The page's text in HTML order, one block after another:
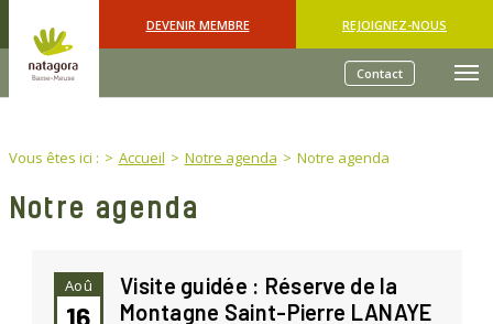
DEVENIR MEMBRE REJOIGNEZ-NOUS
Contact
You are here:
Vous êtes ici : Accueil Notre agenda Notre agenda
Notre agenda